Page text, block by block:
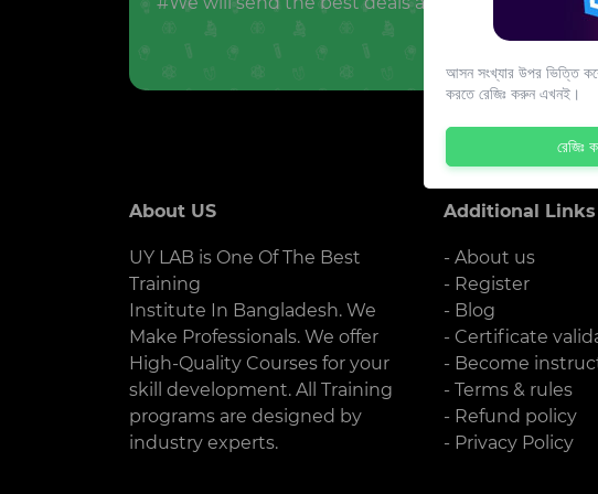
About US
UY LAB is One Of The Best
Training
Institute In Bangladesh. We
Make Professionals. We offer
High-Quality Courses for your
skill development. All Training
programs are designed by
industry experts.
Additional Links
- About us
- Register
- Blog
- Certificate
- Become
- Terms & rules
- Refund policy
- Privacy Policy
আসন সংখ্যার উপর ভিত্তি
করতে রেজিঃ করুন এখনই।
রেজিঃ